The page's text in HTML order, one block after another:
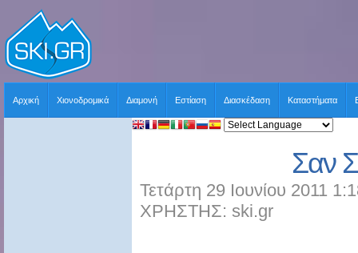
Αρχική Χιονοδρομικά Διαμονή Εστίαση Διασκέδαση Καταστήματα
Σαν
Τετάρτη 29 Ιουνίου 2011
ΧΡΗΣΤΗΣ: ski.gr